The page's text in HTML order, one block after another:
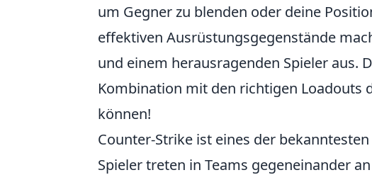
um Gegner zu blenden oder deine
effektiven Ausrüstungsgegenstände
und einem herausragenden Spieler aus.
Kombination mit den richtigen Loadouts
können!
Counter-Strike ist eines der
Spieler treten in Teams gegeneinander